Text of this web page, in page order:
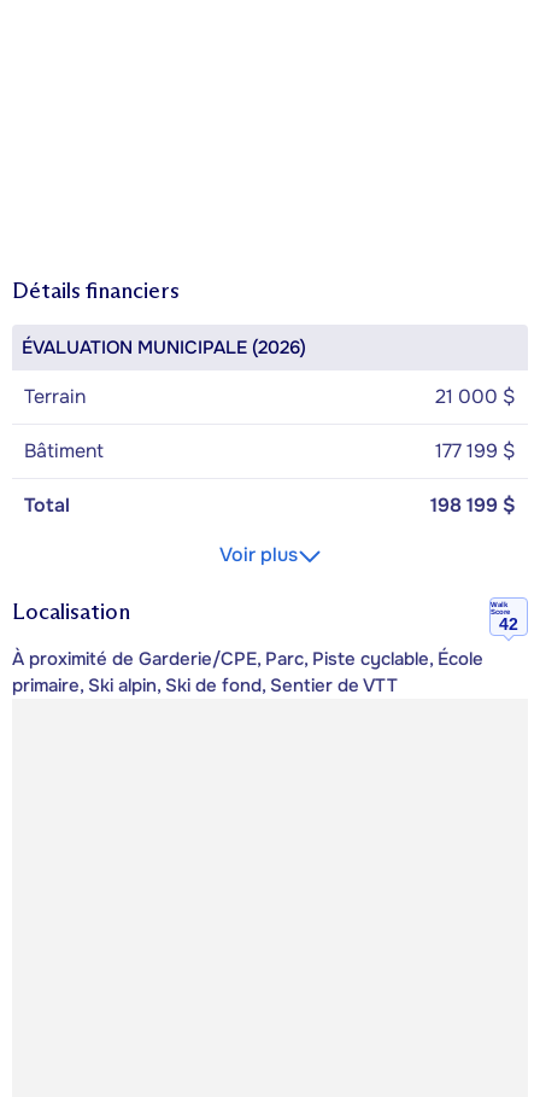
Détails financiers
ÉVALUATION MUNICIPALE (2026)
Terrain 21 000 $
Bâtiment 177 199 $
Total
198 199 $
Voir plus
Localisation
Walk
Score
42
À proximité de Garderie/CPE, Parc, Piste cyclable, École
primaire, Ski alpin, Ski de fond, Sentier de VTT